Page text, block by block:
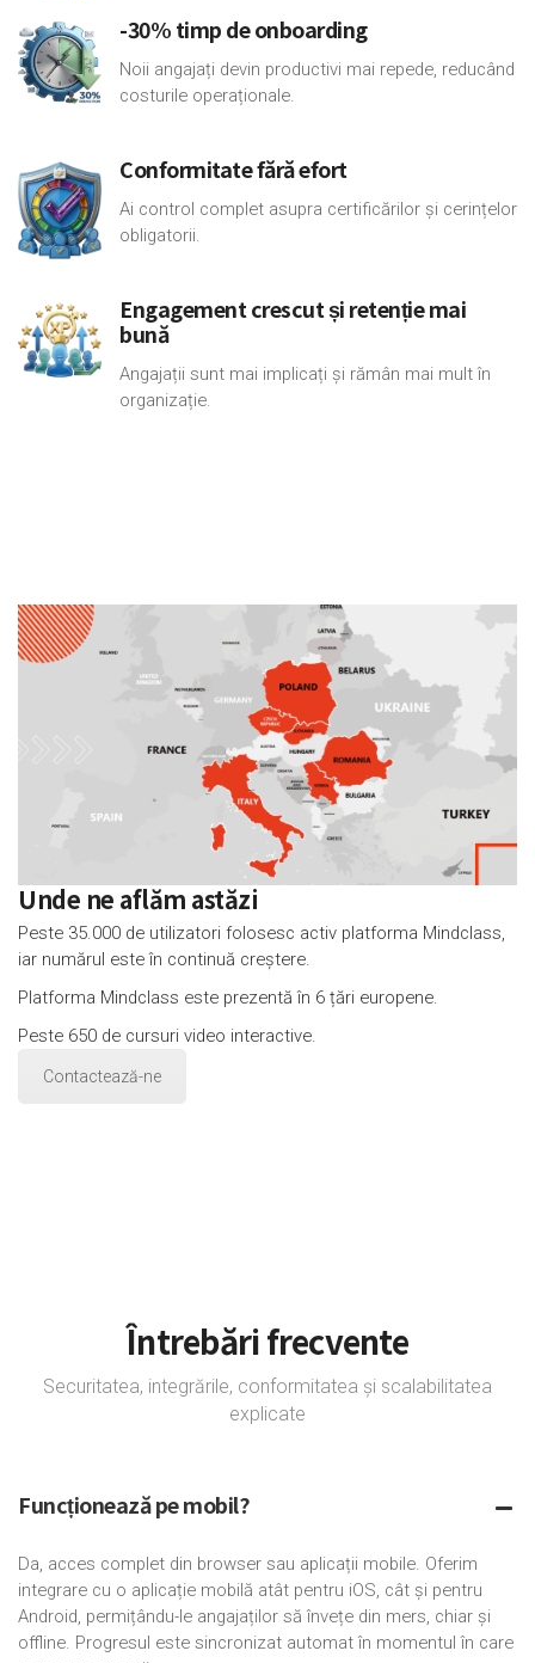
-30% timp de onboarding
Noii angajați devin productivi mai repede, reducând
costurile operaționale.
Conformitate fără efort
Ai control complet asupra certificărilor și cerințelor
obligatorii.
Engagement crescut și retenție mai
bună
Angajații sunt mai implicați și rămân mai mult în
organizație.
Unde ne aflăm astăzi
Peste 35.000 de utilizatori folosesc activ platforma Mindclass,
iar numărul este în continuă creștere.
Platforma Mindclass este prezentă în 6 țări europene.
Peste 650 de cursuri video interactive.
Contactează-ne
Întrebări frecvente
Securitatea, integrările, conformitatea și scalabilitatea
explicate
Funcționează pe mobil?
Da, acces complet din browser sau aplicații mobile. Oferim
integrare cu o aplicație mobilă atât pentru iOS, cât și pentru
Android, permițându-le angajaților să învețe din mers, chiar și
offline. Progresul este sincronizat automat în momentul în care